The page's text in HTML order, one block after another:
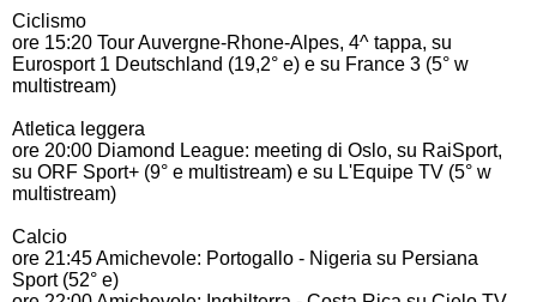
Ciclismo
ore 15:20 Tour Auvergne-Rhone-Alpes, 4^ tappa, su
Eurosport 1 Deutschland (19,2° e) e su France 3 (5° w
multistream)
Atletica leggera
ore 20:00 Diamond League: meeting di Oslo, su RaiSport,
su ORF Sport+ (9° e multistream) e su L'Equipe TV (5° w
multistream)
Calcio
ore 21:45 Amichevole: Portogallo - Nigeria su Persiana
Sport (52° e)